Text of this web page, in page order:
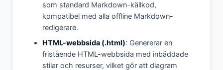
som standard Markdown-källkod,
kompatibel med alla offline Markdown-
redigerare.
HTML-webbsida (.html): Genererar en
fristående HTML-webbsida med inbäddade
stilar och resurser, vilket gör att diagram